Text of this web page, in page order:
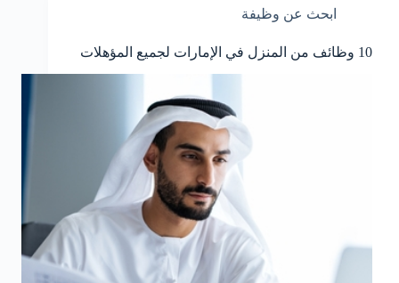
ابحث عن وظيفة
10 وظائف من المنزل في الإمارات لجميع المؤهلات